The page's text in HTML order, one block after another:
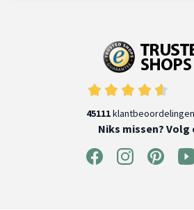
45111
Niks missen? Volg